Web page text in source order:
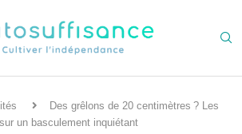
Des grêlons de 20 centimètres ? Les
un basculement inquiétant